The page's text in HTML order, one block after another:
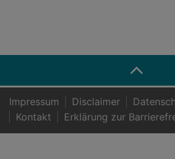
Impressum Disclaimer
Kontakt
Er­klä­rung zur